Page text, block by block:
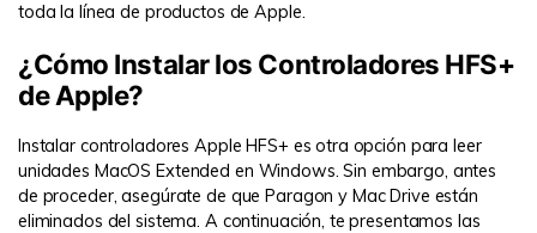
toda la línea de productos de Apple.
¿Cómo Instalar los Controladores HFS+
de Apple?
Instalar controladores Apple HFS+ es otra opción para leer
unidades MacOS Extended en Windows. Sin embargo, antes
de proceder, asegúrate de que Paragon y Mac Drive están
eliminados del sistema. A continuación, te presentamos las